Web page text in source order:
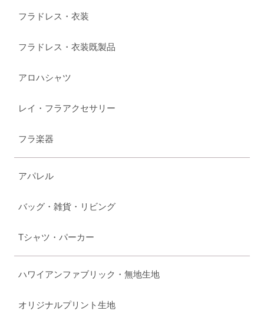
フラドレス・衣装
フラドレス・衣装既製品
アロハシャツ
レイ・フラアクセサリー
フラ楽器
アパレル
バッグ・雑貨・リビング
Tシャツ・パーカー
ハワイアンファブリック・無地生地
オリジナルプリント生地